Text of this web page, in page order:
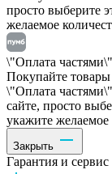
просто выберите
желаемое
\"Оплата
Покупайте
\"Оплата
сайте, просто
укажите желаемое
Закрыть
Гарантия и сервис